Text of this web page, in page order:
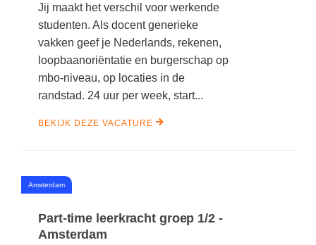
Jij maakt het verschil voor werkende
studenten. Als docent generieke
vakken geef je Nederlands, rekenen,
loopbaanoriëntatie en burgerschap op
mbo-niveau, op locaties in de
randstad. 24 uur per week, start...
BEKIJK DEZE VACATURE
Amsterdam
Part-time leerkracht groep 1/2 -
Amsterdam